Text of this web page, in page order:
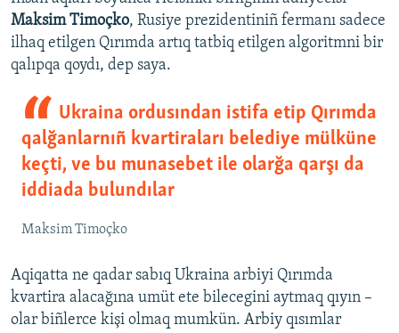
Maksim Timoçko, Rusiye prezidentiniñ fermanı sadece
ilhaq etilgen Qırımda artıq tatbiq etilgen algoritmni bir
qalıpqa qoydı, dep saya.
Ukraina ordusından istifa etip Qırımda
qalğanlarnıñ kvartiraları belediye mülküne
keçti, ve bu munasebet ile olarğa qarşı da
iddiada bulundılar
Maksim Timoçko
Aqiqatta ne qadar sabıq Ukraina arbiyi Qırımda
kvartira alacağına umüt ete bilecegini aytmaq qıyın –
olar biñlerce kişi olmaq mumkün. Arbiy qısımlar